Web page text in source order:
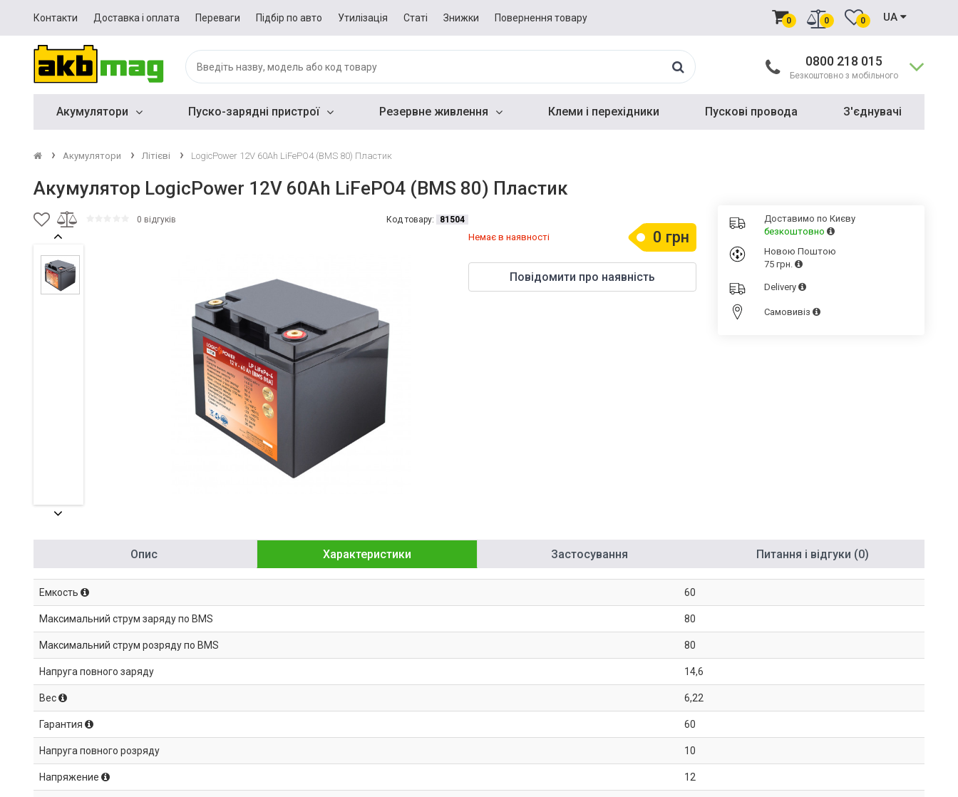
Контакти Доставка і оплата Переваги Підбір по авто Утилізація Статі Знижки Повернення товару 0 0 0 UA
0800 218 015
Безкоштовно з мобільного
Акумулятори Пуско-зарядні пристрої Резервне живлення Клеми і перехідники Пускові провода З'єднувачі
Акумулятори Літієві LogicPower 12V 60Ah LiFePO4 (BMS 80) Пластик
Акумулятор LogicPower 12V 60Ah LiFePO4 (BMS 80) Пластик
0 відгуків Код товару: 81504
0 грн
Немає в наявності
Повідомити про наявність
Доставимо по Києву
безкоштовно
Новою Поштою
75 грн.
Delivery
Cамовивіз
Опис Характеристики Застосування Питання і відгуки (0)
Емкость 60
Максимальний струм заряду по BMS 80
Максимальний струм розряду по BMS 80
Напруга повного заряду 14,6
Вес 6,22
Гарантия 60
Напруга повного розряду 10
Напряжение 12